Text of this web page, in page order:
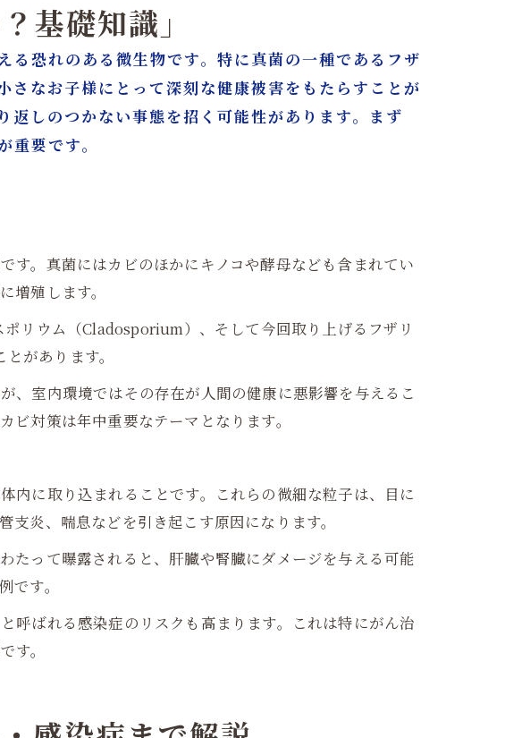
対策」
のか
フォーム名古屋・東京へ
基礎知識」
恐れのある微生物です。特に真菌の一種であるフザ
さなお子様にとって深刻な健康被害をもたらすことが
しのつかない事態を招く可能性があります。まず
要です。
す。真菌にはカビのほかにキノコや酵母なども含まれてい
増殖します。
リウム（Cladosporium）、そして今回取り上げるフザリ
があります。
、室内環境ではその存在が人間の健康に悪影響を与えるこ
対策は年中重要なテーマとなります。
内に取り込まれることです。これらの微細な粒子は、目に
炎、喘息などを引き起こす原因になります。
たって曝露されると、肝臓や腎臓にダメージを与える可能
す。
呼ばれる感染症のリスクも高まります。これは特にがん治
す。